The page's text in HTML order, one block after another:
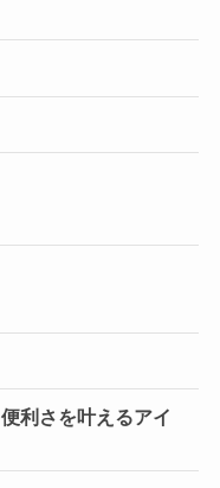
利さを叶えるアイ